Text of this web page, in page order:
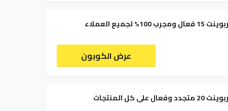
لجميع العملاء
عرض الكوبون
كل المنتجات